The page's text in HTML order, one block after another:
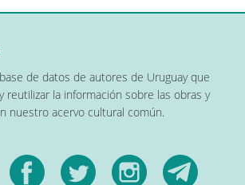
de datos de autores de Uruguay que
reutilizar la información sobre las obras y
nuestro acervo cultural común.